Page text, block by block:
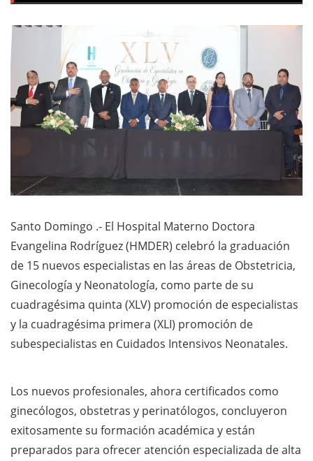
Santo Domingo .- El Hospital Materno Doctora
Evangelina Rodríguez (HMDER) celebró la graduación
de 15 nuevos especialistas en las áreas de Obstetricia,
Ginecología y Neonatología, como parte de su
cuadragésima quinta (XLV) promoción de especialistas
y la cuadragésima primera (XLI) promoción de
subespecialistas en Cuidados Intensivos Neonatales.
Los nuevos profesionales, ahora certificados como
ginecólogos, obstetras y perinatólogos, concluyeron
exitosamente su formación académica y están
preparados para ofrecer atención especializada de alta